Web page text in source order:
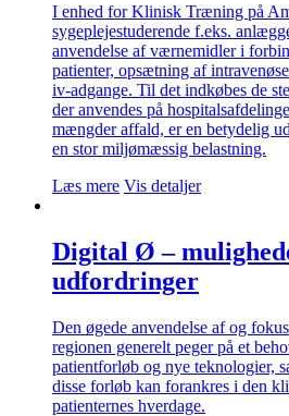
I enhed for Klinisk Træning på
sygeplejestuderende f.eks.
anvendelse af værnemidler i
patienter, opsætning af
iv-adgange. Til det indkøbes de
der anvendes på
mængder affald, er en betydelig
en stor miljømæssig belastning.
Læs mere Vis detaljer
Digital Ø –
udfordringer
Den øgede anvendelse af og
regionen generelt peger på et
patientforløb og nye teknologier,
disse forløb kan forankres i den
patienternes hverdage.